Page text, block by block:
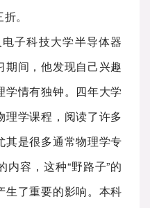
。
子科技大学半导体器
间，他发现自己兴趣
情有独钟。四年大学
学课程，阅读了许多
其是很多通常物理学专
容，这种“野路子”的
生了重要的影响。本科